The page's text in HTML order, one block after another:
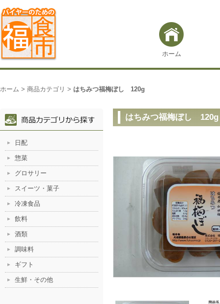
ホーム
ホーム > 商品カテゴリ > はちみつ福梅ぼし 120g
はちみつ福梅ぼし 120g
日配
惣菜
グロサリー
スイーツ・菓子
冷凍食品
飲料
酒類
調味料
ギフト
生鮮・その他